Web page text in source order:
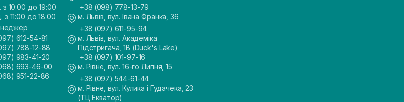
з 10:00 до 19:00
з 11:00 до 18:00
612-54-81
788-12-88
983-41-20
693-46-00
951-22-86
+38 (098) 778-13-79
м. Львів, вул. Івана Франка, 36
+38 (097) 611-95-94
м. Львів, вул. Академіка
Підстригача, 1В (Duck's Lake)
+38 (097) 101-97-16
м. Рівне, вул. 16-го Липня, 15
+38 (097) 544-61-44
м. Рівне, вул. Кулика і Гудачека, 23
(ТЦ Екватор)